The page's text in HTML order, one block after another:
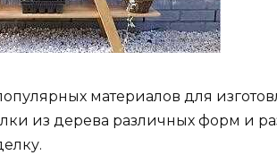
материалов для
из дерева различных форм и